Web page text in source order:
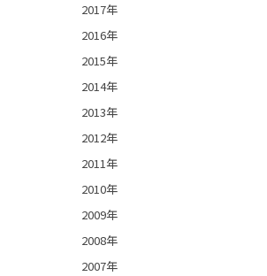
2017年
2016年
2015年
2014年
2013年
2012年
2011年
2010年
2009年
2008年
2007年